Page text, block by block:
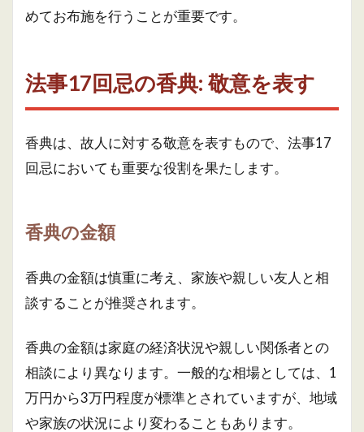
めてお布施を行うことが重要です。
法事17回忌の香典: 敬意を表す
香典は、故人に対する敬意を表すもので、法事17
回忌においても重要な役割を果たします。
香典の金額
香典の金額は慎重に考え、家族や親しい友人と相
談することが推奨されます。
香典の金額は家庭の経済状況や親しい関係者との
相談により異なります。一般的な相場としては、1
万円から3万円程度が標準とされていますが、地域
や家族の状況により変わることもあります。